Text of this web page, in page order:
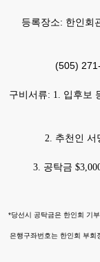
등록장소: 한인회
(505)
구비서류: 1. 입후보
2. 추천인 서
3. 공탁금
*당선시 공탁금은 한인회 기
은행구좌번호는 한인회 부